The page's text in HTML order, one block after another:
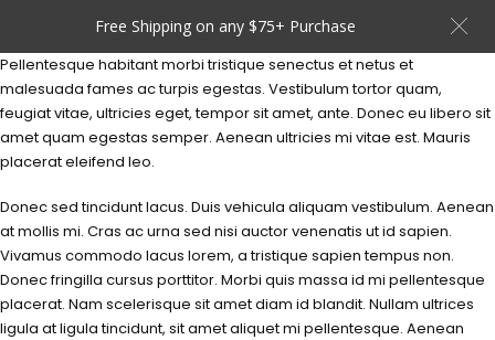
Free Shipping on any $75+ Purchase
Pellentesque habitant morbi tristique senectus et netus et
malesuada fames ac turpis egestas. Vestibulum tortor quam,
feugiat vitae, ultricies eget, tempor sit amet, ante. Donec eu libero sit
amet quam egestas semper. Aenean ultricies mi vitae est. Mauris
placerat eleifend leo.
Donec sed tincidunt lacus. Duis vehicula aliquam vestibulum. Aenean
at mollis mi. Cras ac urna sed nisi auctor venenatis ut id sapien.
Vivamus commodo lacus lorem, a tristique sapien tempus non.
Donec fringilla cursus porttitor. Morbi quis massa id mi pellentesque
placerat. Nam scelerisque sit amet diam id blandit. Nullam ultrices
ligula at ligula tincidunt, sit amet aliquet mi pellentesque. Aenean